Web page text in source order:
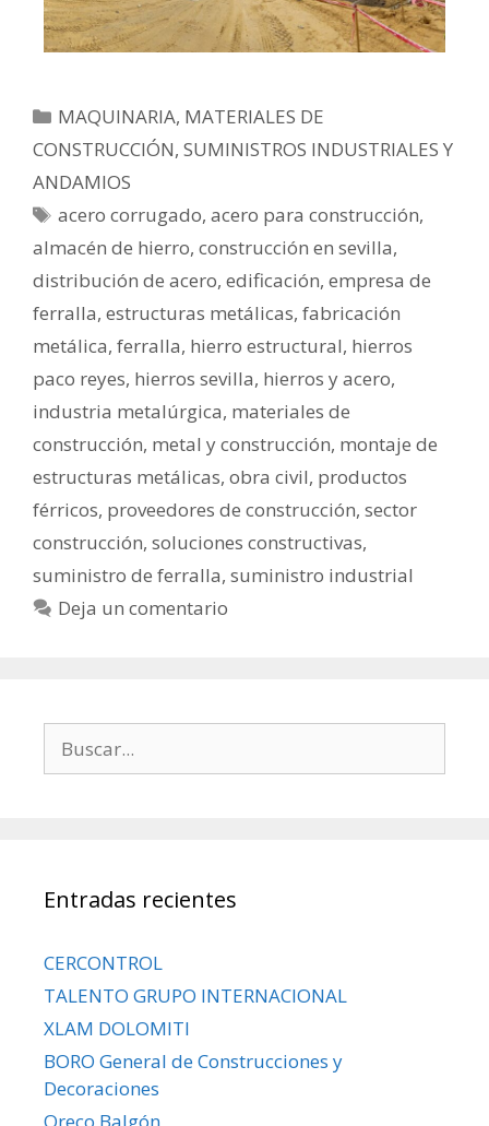
MAQUINARIA, MATERIALES DE
CONSTRUCCIÓN, SUMINISTROS INDUSTRIALES Y
ANDAMIOS
acero corrugado,acero para construcción,
almacén de hierro, construcción en sevilla,
distribución de acero, edificación, empresa de
ferralla, estructuras metálicas, fabricación
metálica, ferralla, hierro estructural, hierros
paco reyes, hierros sevilla, hierros y acero,
industria metalúrgica, materiales de
construcción, metal y construcción, montaje de
estructuras metálicas, obra civil, productos
férricos, proveedores de construcción, sector
construcción, soluciones constructivas,
suministro de ferralla, suministro industrial
Deja un comentario
Entradas recientes
CERCONTROL
TALENTO GRUPO INTERNACIONAL
XLAM DOLOMITI
BORO General de Construcciones y
Decoraciones